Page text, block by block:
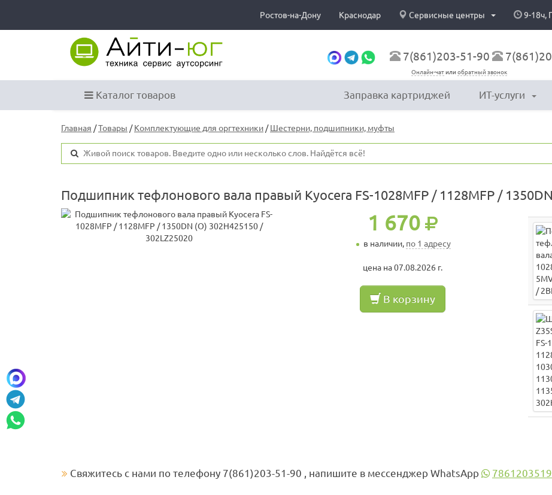
Ростов-на-Дону Краснодар Сервисные центры 9-18ч,
7(861)203-51-90
Онлайн-чатилиобратный звонок
Каталог товаров Заправка картриджей ИТ-услуги
Главная /Товары /Комплектующие для оргтехники/Шестерни, подшипники, муфты
Подшипник тефлонового вала правый Kyocera FS-1028MFP / 1128MFP /
1 670
в наличии, по 1 адресу
цена на 07.08.2026 г.
В корзину
Свяжитесь с нами по телефону 7(861)203-51-90 , напишите в мессенджер WhatsApp